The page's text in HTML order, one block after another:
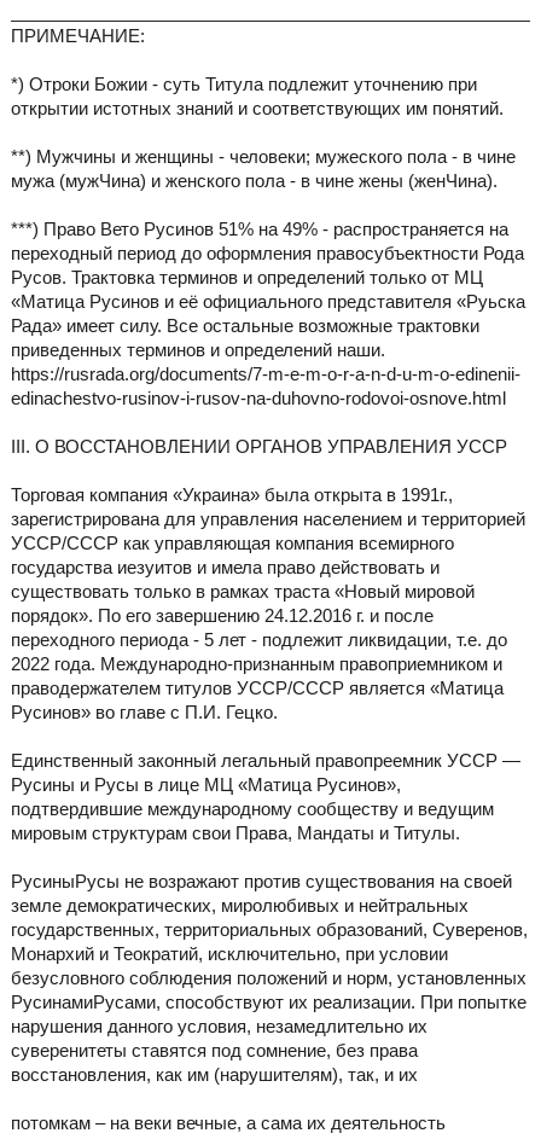
ПРИМЕЧАНИЕ:
*) Отроки Божии - суть Титула подлежит уточнению при
открытии истотных знаний и соответствующих им понятий.
**) Мужчины и женщины - человеки; мужеского пола - в чине
мужа (мужЧина) и женского пола - в чине жены (женЧина).
***) Право Вето Русинов 51% на 49% - распространяется на
переходный период до оформления правосубъектности Рода
Русов. Трактовка терминов и определений только от МЦ
«Матица Русинов и её официального представителя «Руьска
Рада» имеет силу. Все остальные возможные трактовки
приведенных терминов и определений наши.
https://rusrada.org/documents/7-m-e-m-o-r-a-n-d-u-m-o-edinenii-
edinachestvo-rusinov-i-rusov-na-duhovno-rodovoi-osnove.html
III. О ВОССТАНОВЛЕНИИ ОРГАНОВ УПРАВЛЕНИЯ УССР
Торговая компания «Украина» была открыта в 1991г.,
зарегистрирована для управления населением и территорией
УССР/СССР как управляющая компания всемирного
государства иезуитов и имела право действовать и
существовать только в рамках траста «Новый мировой
порядок». По его завершению 24.12.2016 г. и после
переходного периода - 5 лет - подлежит ликвидации, т.е. до
2022 года. Международно-признанным правоприемником и
праводержателем титулов УССР/СССР является «Матица
Русинов» во главе с П.И. Гецко.
Единственный законный легальный правопреемник УССР —
Русины и Русы в лице МЦ «Матица Русинов»,
подтвердившие международному сообществу и ведущим
мировым структурам свои Права, Мандаты и Титулы.
РусиныРусы не возражают против существования на своей
земле демократических, миролюбивых и нейтральных
государственных, территориальных образований, Суверенов,
Монархий и Теократий, исключительно, при условии
безусловного соблюдения положений и норм, установленных
РусинамиРусами, способствуют их реализации. При попытке
нарушения данного условия, незамедлительно их
суверенитеты ставятся под сомнение, без права
восстановления, как им (нарушителям), так, и их
потомкам – на веки вечные, а сама их деятельность